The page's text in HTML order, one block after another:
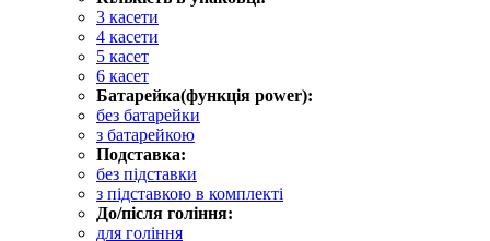
3 касети
4 касети
5 касет
6 касет
Батарейка(функція power):
без батарейки
з батарейкою
Подставка:
без підставки
з підставкою в комплекті
До/після гоління:
для гоління